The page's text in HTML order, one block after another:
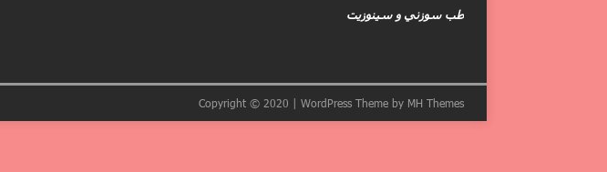
طب سوزني و سینوزیت
Copyright © 2020 | WordPress Theme by MH Themes